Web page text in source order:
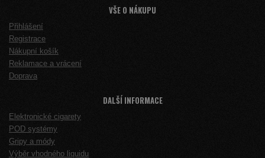
VŠE O NÁKUPU
Přihlášení
Registrace
Nákupní košík
Reklamace a vrácení
Doprava
DALŠÍ INFORMACE
Elektronické cigarety
POD systémy
Gripy a módy
Výběr vhodného liquidu